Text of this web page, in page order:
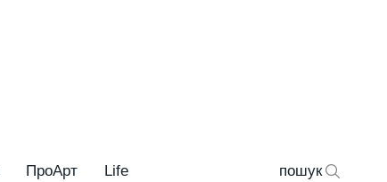
ПроАрт Life пошук